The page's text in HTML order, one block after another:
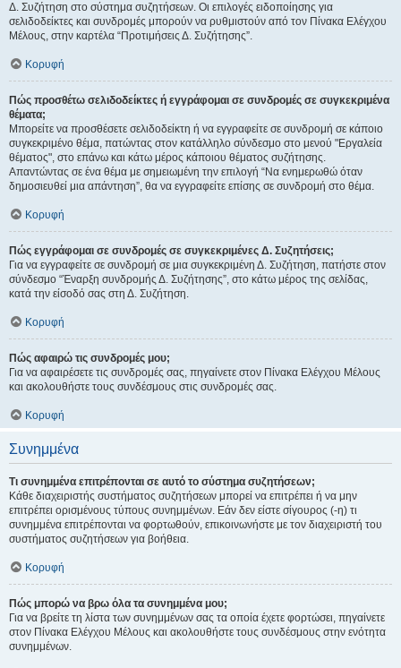
Δ. Συζήτηση στο σύστημα συζητήσεων. Οι επιλογές ειδοποίησης για
σελιδοδείκτες και συνδρομές μπορούν να ρυθμιστούν από τον Πίνακα Ελέγχου
Μέλους, στην καρτέλα “Προτιμήσεις Δ. Συζήτησης”.
Κορυφή
Πώς προσθέτω σελιδοδείκτες ή εγγράφομαι σε συνδρομές σε συγκεκριμένα
θέματα;
Μπορείτε να προσθέσετε σελιδοδείκτη ή να εγγραφείτε σε συνδρομή σε κάποιο
συγκεκριμένο θέμα, πατώντας στον κατάλληλο σύνδεσμο στο μενού "Εργαλεία
θέματος", στο επάνω και κάτω μέρος κάποιου θέματος συζήτησης.
Απαντώντας σε ένα θέμα με σημειωμένη την επιλογή “Να ενημερωθώ όταν
δημοσιευθεί μια απάντηση”, θα να εγγραφείτε επίσης σε συνδρομή στο θέμα.
Κορυφή
Πώς εγγράφομαι σε συνδρομές σε συγκεκριμένες Δ. Συζητήσεις;
Για να εγγραφείτε σε συνδρομή σε μια συγκεκριμένη Δ. Συζήτηση, πατήστε στον
σύνδεσμο “Έναρξη συνδρομής Δ. Συζήτησης”, στο κάτω μέρος της σελίδας,
κατά την είσοδό σας στη Δ. Συζήτηση.
Κορυφή
Πώς αφαιρώ τις συνδρομές μου;
Για να αφαιρέσετε τις συνδρομές σας, πηγαίνετε στον Πίνακα Ελέγχου Μέλους
και ακολουθήστε τους συνδέσμους στις συνδρομές σας.
Κορυφή
Συνημμένα
Τι συνημμένα επιτρέπονται σε αυτό το σύστημα συζητήσεων;
Κάθε διαχειριστής συστήματος συζητήσεων μπορεί να επιτρέπει ή να μην
επιτρέπει ορισμένους τύπους συνημμένων. Εάν δεν είστε σίγουρος (-η) τι
συνημμένα επιτρέπονται να φορτωθούν, επικοινωνήστε με τον διαχειριστή του
συστήματος συζητήσεων για βοήθεια.
Κορυφή
Πώς μπορώ να βρω όλα τα συνημμένα μου;
Για να βρείτε τη λίστα των συνημμένων σας τα οποία έχετε φορτώσει, πηγαίνετε
στον Πίνακα Ελέγχου Μέλους και ακολουθήστε τους συνδέσμους στην ενότητα
συνημμένων.